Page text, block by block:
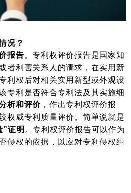
况？
报告。专利权评价报告是国家知
者利害关系人的请求，在实用新
利权后对相关实用新型或外观设
专利是否符合专利法及其实施细
析和评价 ，作出专利权评价报
权威专利质量评价。简单说就是
”证明 。专利权评价报告可以作为
侵权的依据，以应对专利侵权纠